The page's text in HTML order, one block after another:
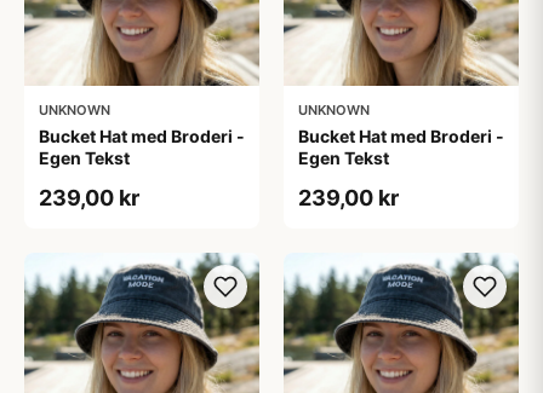
UNKNOWN
Bucket Hat med Broderi -
Egen Tekst
239,00 kr
UNKNOWN
Bucket Hat med Broderi -
Egen Tekst
239,00 kr